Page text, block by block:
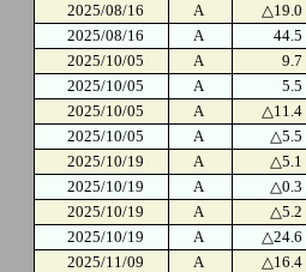
2025/08/16
A △19.0
2025/08/16
A 44.5
2025/10/05
A 9.7
2025/10/05
A 5.5
2025/10/05
A △11.4
2025/10/05
A △5.5
2025/10/19
A △5.1
2025/10/19
A △0.3
2025/10/19
A △5.2
2025/10/19
A △24.6
2025/11/09
A △16.4